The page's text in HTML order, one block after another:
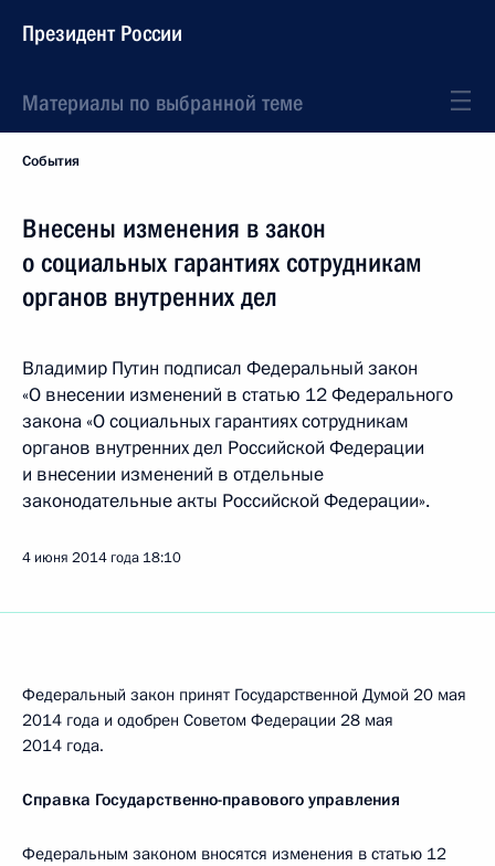
Президент России
Материалы по выбранной теме
События
Внесены изменения в закон
о социальных гарантиях сотрудникам
органов внутренних дел
Владимир Путин подписал Федеральный закон
«О внесении изменений в статью 12 Федерального
закона «О социальных гарантиях сотрудникам
органов внутренних дел Российской Федерации
и внесении изменений в отдельные
законодательные акты Российской Федерации».
4 июня 2014 года 18:10
Федеральный закон принят Государственной Думой 20 мая
2014 года и одобрен Советом Федерации 28 мая
2014 года.
Справка Государственно-правового управления
Федеральным законом вносятся изменения в статью 12